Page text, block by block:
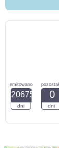
emitowano
20675
dni
0
dni